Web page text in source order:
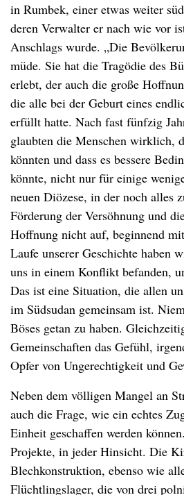
in Rumbek, einer etwas weiter
deren Verwalter er nach wie vor
Anschlags wurde. „Die
müde. Sie hat die Tragödie des
erlebt, der auch die große
die alle bei der Geburt eines
erfüllt hatte. Nach fast fünfzig
glaubten die Menschen wirklich,
könnten und dass es bessere
könnte, nicht nur für einige
neuen Diözese, in der noch alles
Förderung der Versöhnung und
Hoffnung nicht auf, beginnend
Laufe unserer Geschichte haben
uns in einem Konflikt befanden,
Das ist eine Situation, die allen
im Südsudan gemeinsam ist.
Böses getan zu haben.
Gemeinschaften das Gefühl,
Opfer von Ungerechtigkeit und
Neben dem völligen Mangel an
auch die Frage, wie ein echtes
Einheit geschaffen werden
Projekte, in jeder Hinsicht. Die
Blechkonstruktion, ebenso wie
Flüchtlingslager, die von drei